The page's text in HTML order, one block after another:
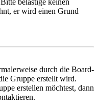
er wird einen Grund
durch die Board-
Gruppe erstellt wird.
erstellen möchtest, dann